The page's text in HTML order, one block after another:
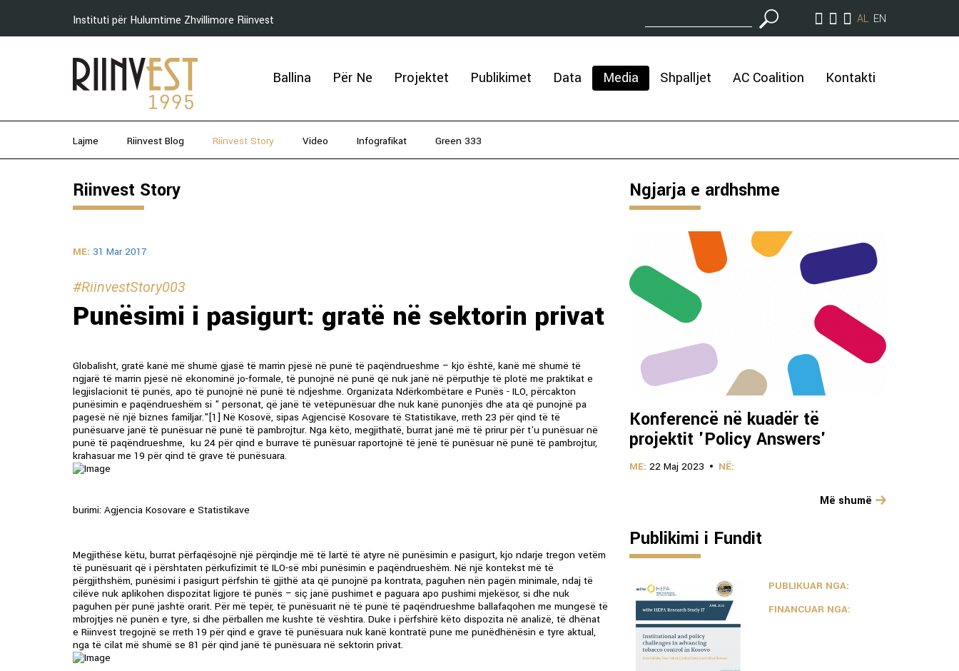
Instituti për Hulumtime Zhvillimore Riinvest AL EN
Ballina Për Ne Projektet Publikimet Data Media Shpalljet AC Coalition Kontakti
Lajme Riinvest Blog Riinvest Story Video Infografikat Green 333
Riinvest Story
ME: 31 Mar 2017
#RiinvestStory003
Punësimi i pasigurt: gratë në sektorin privat
Globalisht, gratë kanë më shumë gjasë të marrin pjesë në punë të paqëndrueshme – kjo është, kanë më shumë të
ngjarë të marrin pjesë në ekonominë jo-formale, të punojnë në punë që nuk janë në përputhje të plotë me praktikat e
legjislacionit të punës, apo të punojnë në punë të ndjeshme. Organizata Ndërkombëtare e Punës - ILO, përcakton
punësimin e paqëndrueshëm si " personat, që janë të vetëpunësuar dhe nuk kanë punonjës dhe ata që punojnë pa
pagesë në një biznes familjar."[1] Në Kosovë, sipas Agjencisë Kosovare të Statistikave, rreth 23 për qind të të
punësuarve janë të punësuar në punë të pambrojtur. Nga këto, megjithatë, burrat janë më të prirur për t'u punësuar në
punë të paqëndrueshme, ku 24 për qind e burrave të punësuar raportojnë të jenë të punësuar në punë të pambrojtur,
krahasuar me 19 për qind të grave të punësuara.
burimi: Agjencia Kosovare e Statistikave
Megjithëse këtu, burrat përfaqësojnë një përqindje më të lartë të atyre në punësimin e pasigurt, kjo ndarje tregon vetëm
të punësuarit që i përshtaten përkufizimit të ILO-së mbi punësimin e paqëndrueshëm. Në një kontekst më të
përgjithshëm, punësimi i pasigurt përfshin të gjithë ata që punojnë pa kontrata, paguhen nën pagën minimale, ndaj të
cilëve nuk aplikohen dispozitat ligjore të punës – siç janë pushimet e paguara apo pushimi mjekësor, si dhe nuk
paguhen për punë jashtë orarit. Për më tepër, të punësuarit në të punë të paqëndrueshme ballafaqohen me mungesë të
mbrojtjes në punën e tyre, si dhe përballen me kushte të vështira. Duke i përfshirë këto dispozita në analizë, të dhënat
e Riinvest tregojnë se rreth 19 për qind e grave të punësuara nuk kanë kontratë pune me punëdhënësin e tyre aktual,
nga të cilat më shumë se 81 për qind janë të punësuara në sektorin privat.
Ngjarja e ardhshme
Konferencë në kuadër të
projektit 'Policy Answers'
ME: 22 Maj 2023 NË:
Më shumë
Publikimi i Fundit
PUBLIKUAR NGA:
FINANCUAR NGA: